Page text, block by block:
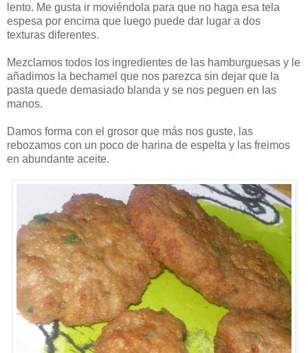
lento. Me gusta ir moviéndola para que no haga esa tela
espesa por encima que luego puede dar lugar a dos
texturas diferentes.
Mezclamos todos los ingredientes de las hamburguesas y le
añadimos la bechamel que nos parezca sin dejar que la
pasta quede demasiado blanda y se nos peguen en las
manos.
Damos forma con el grosor que más nos guste, las
rebozamos con un poco de harina de espelta y las freimos
en abundante aceite.